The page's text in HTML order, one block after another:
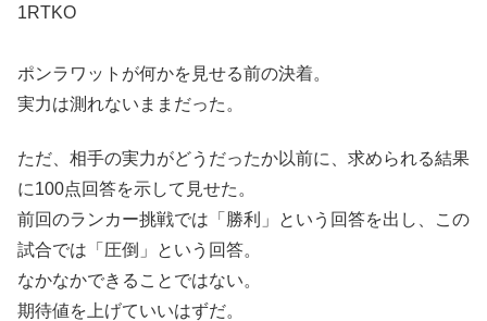
1RTKO
ポンラワットが何かを見せる前の決着。
実力は測れないままだった。
ただ、相手の実力がどうだったか以前に、求められる結果
に100点回答を示して見せた。
前回のランカー挑戦では「勝利」という回答を出し、この
試合では「圧倒」という回答。
なかなかできることではない。
期待値を上げていいはずだ。